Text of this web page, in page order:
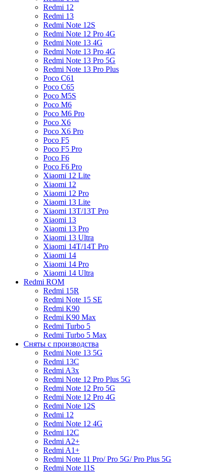
Redmi 12
Redmi 13
Redmi Note 12S
Redmi Note 12 Pro 4G
Redmi Note 13 4G
Redmi Note 13 Pro 4G
Redmi Note 13 Pro 5G
Redmi Note 13 Pro Plus
Poco C61
Poco C65
Poco M5S
Poco M6
Poco M6 Pro
Poco X6
Poco X6 Pro
Poco F5
Poco F5 Pro
Poco F6
Poco F6 Pro
Xiaomi 12 Lite
Xiaomi 12
Xiaomi 12 Pro
Xiaomi 13 Lite
Xiaomi 13T/13T Pro
Xiaomi 13
Xiaomi 13 Pro
Xiaomi 13 Ultra
Xiaomi 14T/14T Pro
Xiaomi 14
Xiaomi 14 Pro
Xiaomi 14 Ultra
Redmi ROM
Redmi 15R
Redmi Note 15 SE
Redmi K90
Redmi K90 Max
Redmi Turbo 5
Redmi Turbo 5 Max
Сняты с производства
Redmi Note 13 5G
Redmi 13C
Redmi A3x
Redmi Note 12 Pro Plus 5G
Redmi Note 12 Pro 5G
Redmi Note 12 Pro 4G
Redmi Note 12S
Redmi 12
Redmi Note 12 4G
Redmi 12C
Redmi A2+
Redmi A1+
Redmi Note 11 Pro/ Pro 5G/ Pro Plus 5G
Redmi Note 11S